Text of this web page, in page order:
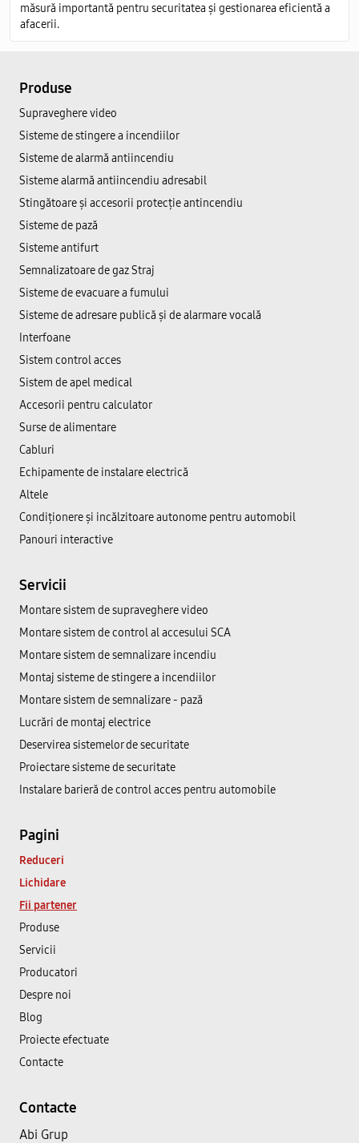
măsură importantă pentru securitatea și gestionarea eficientă a
afacerii.
Produse
Supraveghere video
Sisteme de stingere a incendiilor
Sisteme de alarmă antiincendiu
Sisteme alarmă antiincendiu adresabil
Stingătoare și accesorii protecție antincendiu
Sisteme de pază
Sisteme antifurt
Semnalizatoare de gaz Straj
Sisteme de evacuare a fumului
Sisteme de adresare publică şi de alarmare vocală
Interfoane
Sistem control acces
Sistem de apel medical
Accesorii pentru calculator
Surse de alimentare
Cabluri
Echipamente de instalare electrică
Altele
Condiționere și incălzitoare autonome pentru automobil
Panouri interactive
Servicii
Montare sistem de supraveghere video
Montare sistem de control al accesului SCA
Montare sistem de semnalizare incendiu
Montaj sisteme de stingere a incendiilor
Montare sistem de semnalizare - pază
Lucrări de montaj electrice
Deservirea sistemelor de securitate
Proiectare sisteme de securitate
Instalare barieră de control acces pentru automobile
Pagini
Reduceri
Lichidare
Fii partener
Produse
Servicii
Producatori
Despre noi
Blog
Proiecte efectuate
Contacte
Contacte
Abi Grup